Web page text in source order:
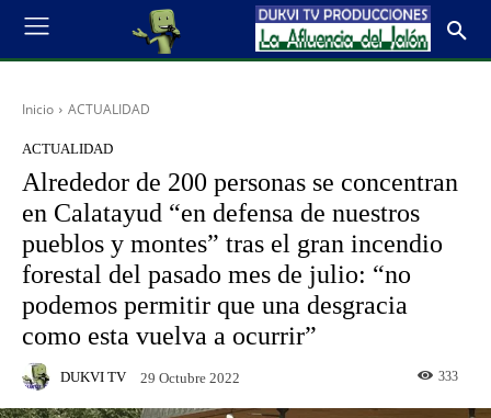
Inicio ACTUALIDAD
ACTUALIDAD
Alrededor de 200 personas se concentran
en Calatayud “en defensa de nuestros
pueblos y montes” tras el gran incendio
forestal del pasado mes de julio: “no
podemos permitir que una desgracia
como esta vuelva a ocurrir”
DUKVI TV 29 Octubre 2022 333